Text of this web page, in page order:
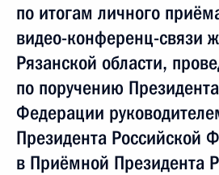
по итогам личного
видео-конференц-связи
Рязанской области,
по поручению
Федерации
Президента Российской
в Приёмной Президента